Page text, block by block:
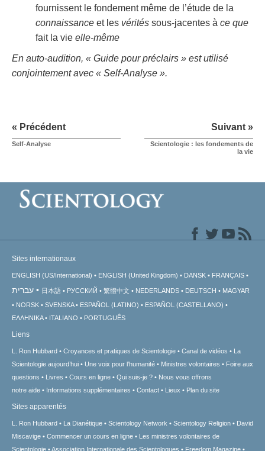
fournissent le fondement même de l’étude de la
connaissance et les vérités sous-jacentes à ce que
fait la vie elle-même
En auto-audition, « Guide pour préclairs » est utilisé
conjointement avec « Self-Analyse ».
« Précédent
Self-Analyse
Suivant »
Scientologie : les fondements de
la vie
Sites internationaux
ENGLISH (US/International) ENGLISH (United Kingdom) DANSK FRANÇAIS
עברית 日本語 РУССКИЙ 繁體中文 NEDERLANDS DEUTSCH
MAGYAR
NORSK
SVENSKA ESPAÑOL (LATINO)
ESPAÑOL (CASTELLANO)
ΕΛΛΗΝΙΚA
ITALIANO PORTUGUÊS
Liens
L. Ron Hubbard Croyances et pratiques de Scientologie Canal de vidéos
La
Scientologie aujourd’hui
Une voix pour l’humanité Ministres volontaires
Foire aux
questions
Livres Cours en ligne Qui suis-je ?
Nous vous offrons
notre aide
Informations supplémentaires Contact Lieux Plan du site
Sites apparentés
L. Ron Hubbard La Dianétique Scientology Network Scientology Religion
David
Miscavige
Commencer un cours en ligne
Les ministres volontaires de
Scientologie
Association Internationale des Scientologues Freedom Magazine